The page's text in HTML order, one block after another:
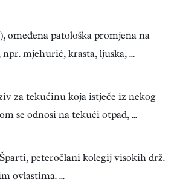
omeđena patološka promjena na
mjehurić, krasta, ljuska, ...
za tekućinu koja istječe iz nekog
se odnosi na tekući otpad, ...
peteročlani kolegij visokih drž.
ovlastima. ...